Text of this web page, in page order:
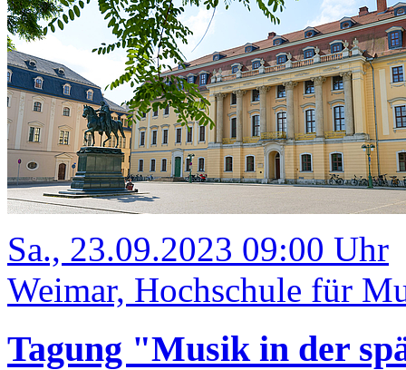
Sa., 23.09.2023 09:00 Uhr
Weimar, Hochschule für
Tagung "Musik in der